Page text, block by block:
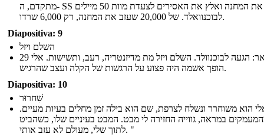
מתקדם, ה- SS את המחנה ואלץ את האסירים לצעדת מוות 50 מיילים
לבוכנוואלד. של 20,000 שעזב את המחנה, רק 6,000 שרדו.
Diapositiva: 9
השלם ויזל
29 בינואר: הגעה לבוכנוולד. השלם ויזל מת מדיזנטריה, רעב, ותשישות. אלי
הופך אשמה היה פצוע על הרגשות של הקלה ועצב שהרגיש.
Diapositiva: 10
שִׁחרוּר
הוא משוחרר ונשלח לצרפת, שם הוא בילה זמן מחלים בעיות מעיים.
במראה, גווייה החזירה לי מבט. המבט בעיניים שלו, כשהביט
לתוך שלי, מעולם לא עזב אותי. "